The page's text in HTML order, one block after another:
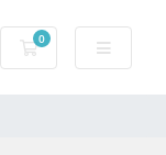
0
Carro de Pedidos